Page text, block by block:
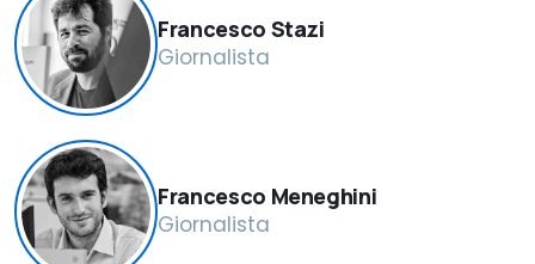
Francesco Stazi
Giornalista
Francesco Meneghini
Giornalista